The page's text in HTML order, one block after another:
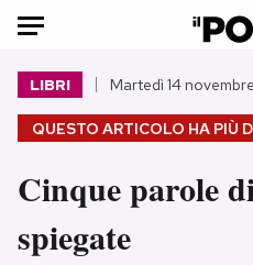
HOME
Italia
Politica
QUESTO ARTICOLO HA PIÙ
LIBRI Martedì 14
Cinque parole
spiegate